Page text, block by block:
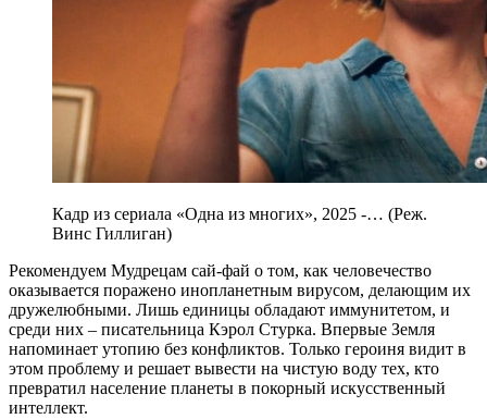
Кадр из сериала «Одна из многих», 2025 -… (Реж.
Винс Гиллиган)
Рекомендуем Мудрецам сай-фай о том, как человечество
оказывается поражено инопланетным вирусом, делающим их
дружелюбными. Лишь единицы обладают иммунитетом, и
среди них – писательница Кэрол Стурка. Впервые Земля
напоминает утопию без конфликтов. Только героиня видит в
этом проблему и решает вывести на чистую воду тех, кто
превратил население планеты в покорный искусственный
интеллект.